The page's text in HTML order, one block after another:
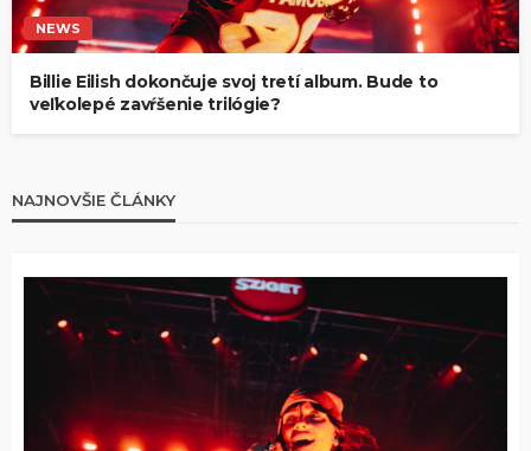
NEWS
Billie Eilish dokončuje svoj tretí album. Bude to
veľkolepé zavŕšenie trilógie?
NAJNOVŠIE ČLÁNKY